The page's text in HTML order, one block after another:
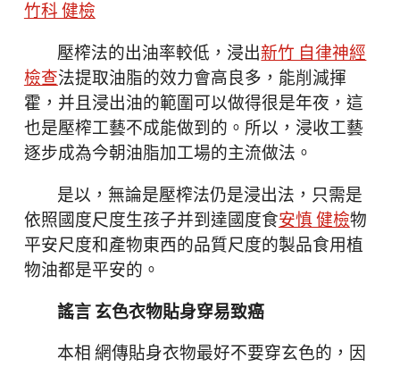
竹科 健檢
壓榨法的出油率較低，浸出新竹 自律神經
檢查法提取油脂的效力會高良多，能削減揮
霍，并且浸出油的範圍可以做得很是年夜，這
也是壓榨工藝不成能做到的。所以，浸收工藝
逐步成為今朝油脂加工場的主流做法。
是以，無論是壓榨法仍是浸出法，只需是
依照國度尺度生孩子并到達國度食安慎 健檢物
平安尺度和產物東西的品質尺度的製品食用植
物油都是平安的。
謠言 玄色衣物貼身穿易致癌
本相 網傳貼身衣物最好不要穿玄色的，因